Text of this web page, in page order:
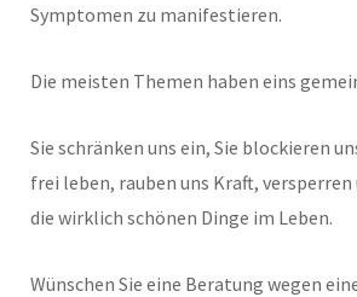
Symptomen zu manifestieren.
Die meisten Themen haben eins
Sie schränken uns ein, Sie blockieren
frei leben, rauben uns Kraft, versperren
die wirklich schönen Dinge im Leben.
Wünschen Sie eine Beratung wegen